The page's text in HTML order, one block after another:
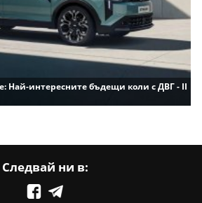
Най-интересните бъдещи коли с ДВГ - II
Следвай ни в: